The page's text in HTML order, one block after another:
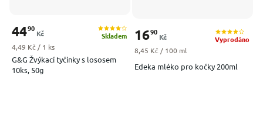
G&G Žvýkací tyčinky s lososem
10ks, 50g
Skladem
4490
Kč
Měrná cena:
4,49 Kč / 1 ks
Edeka mléko pro kočky 200ml
Vyprodáno
1690
Kč
Měrná cena:
8,45 Kč / 100 ml